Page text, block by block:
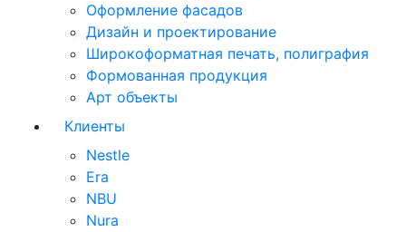
Оформление фасадов
Дизайн и проектирование
Широкоформатная печать, полиграфия
Формованная продукция
Арт объекты
Клиенты
Nestle
Era
NBU
Nura